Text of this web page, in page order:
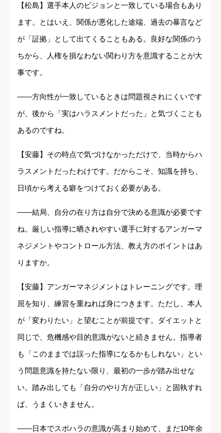
【松島】選手本人のビジョンと一致している場合もあり
ます。とはいえ、関係が悪化した途端、過去の暴言など
が「証拠」として出てくることもある。良好な関係のう
ちから、人権を損なわない関わり方を意識することが大
事です。
――方向性が一致しているときは問題視されにくいです
が、後から「実はハラスメントだった」と気づくことも
あるのですね。
【安藤】その時点で気づけなかっただけで、当時からハ
ラスメントだったわけです。だからこそ、知識を持ち、
日頃から考える癖をつけておく必要がある。
――結局、自分の在り方は自分で決める意識が必要です
ね。厳しい指導に晒されやすい選手に対するアンガーマ
ネジメントやコントロール方法、教え方のポイントはあ
りますか。
【安藤】アンガーマネジメントはトレーニングです。理
屈を知り、練習を重ねれば身につきます。ただし、本人
が「変わりたい」と望むことが前提です。ダイエットと
同じで、危機感や目的意識がないと続きません。指導者
も「このままでは誤った指導になるかもしれない」とい
う問題意識を持たない限り、最初の一歩が踏み出せな
い。踏み出しても「自分のやり方が正しい」と固執すれ
ば、うまくいきません。
――日本でスポハラの意識が高まり始めて、まだ10年余